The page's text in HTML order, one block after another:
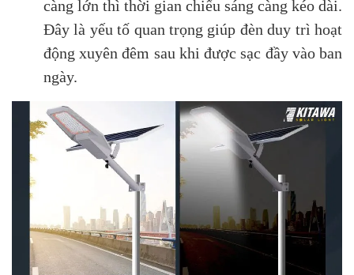
càng lớn thì thời gian chiếu sáng càng kéo dài.
Đây là yếu tố quan trọng giúp đèn duy trì hoạt
động xuyên đêm sau khi được sạc đầy vào ban
ngày.